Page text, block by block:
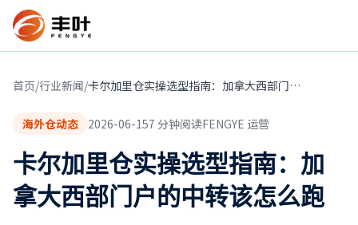
首页/行业新闻/ 卡尔加里仓实操选型指南：加拿大西部门户的中转该怎么跑
海外仓动态 2026-06-157 分钟阅读FENGYE 运营
卡尔加里仓实操选型指南：加
拿大西部门户的中转该怎么跑